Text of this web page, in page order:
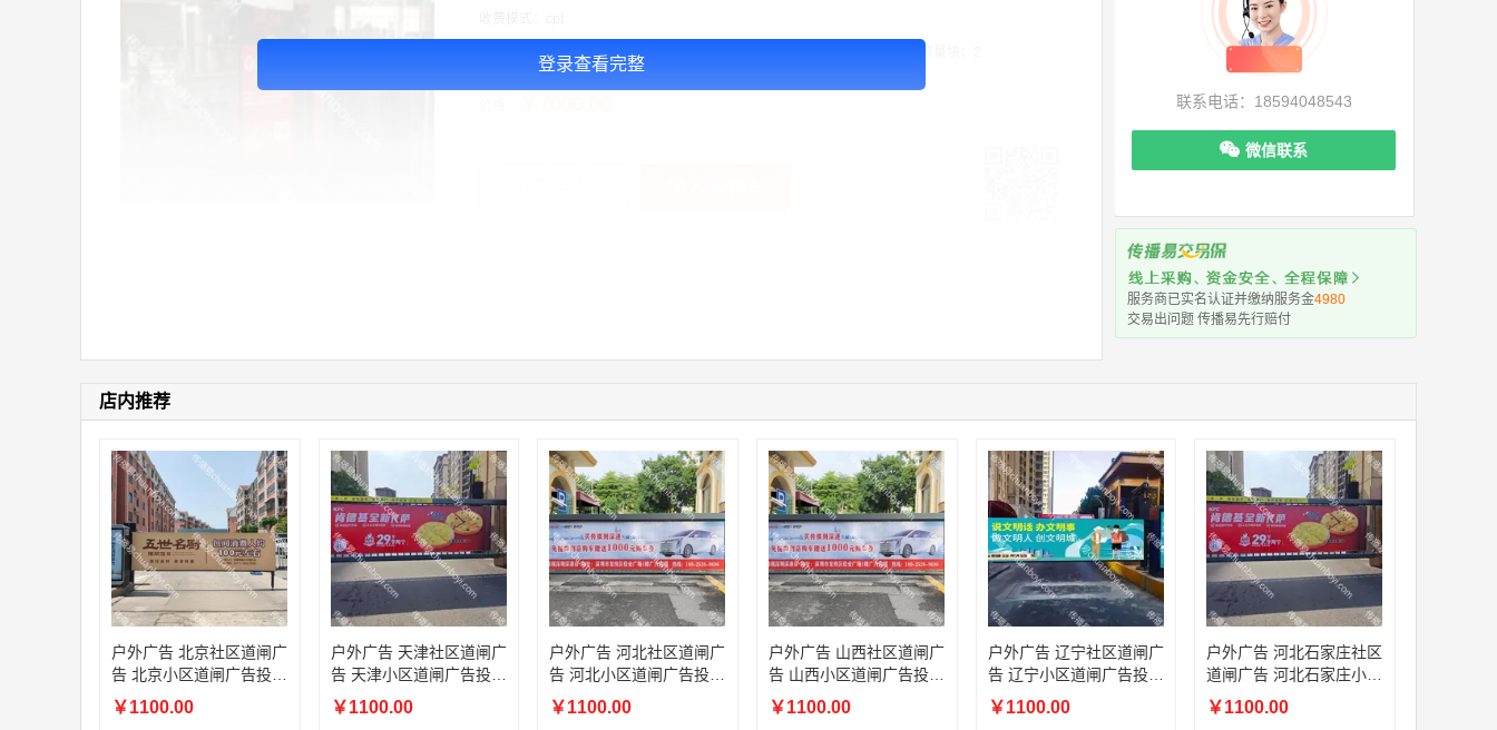
登录查看完整
广告投放注意事项：媒体尺寸：2.7*1.25,播出频次：15秒195次/天/ ,块媒体数量块：2
08:36:41 191****0991
联系了该媒体所在商家
05:24:34 186****8762 联系了该媒体所在商家
06:11:20 166****9198 联系了该媒体所在商家
05:17:23 182****1341 联系了该媒体所在商家
05:13:40 159****9700 联系了该媒体所在商家
08:52:47 155****6115 联系了该媒体所在商家
03:27:46 181****7631 联系了该媒体所在商家
03:18:49 173****0620 联系了该媒体所在商家
03:20:56 156****3374 联系了该媒体所在商家
03:42:33 158****0746
联系了该媒体所在商家
联系电话：18594048543
微信联系
服务商已实名认证并缴纳服务金4980
交易出问题 传播易先行赔付
店内推荐
户外广告 北京社区道闸广
告 北京小区道闸广告投放
价格
￥1100.00
户外广告 天津社区道闸广
告 天津小区道闸广告投放
价格
￥1100.00
户外广告 河北社区道闸广
告 河北小区道闸广告投放
价格
￥1100.00
户外广告 山西社区道闸广
告 山西小区道闸广告投放
价格
￥1100.00
户外广告 辽宁社区道闸广
告 辽宁小区道闸广告投放
价格
￥1100.00
户外广告 河北石家庄社区
道闸广告 河北石家庄小区
道闸广告投放价格
￥1100.00